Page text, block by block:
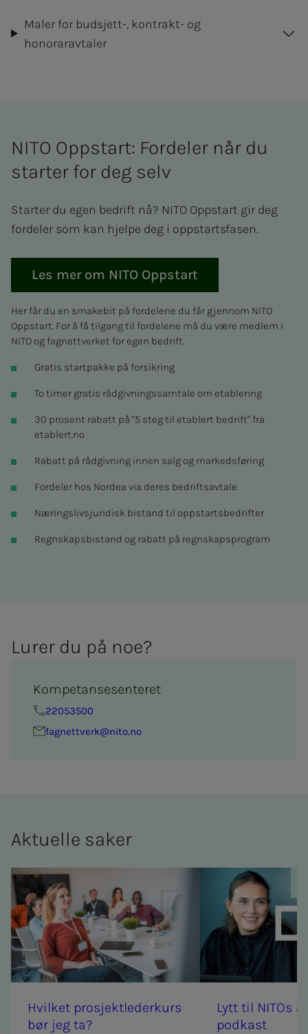
Maler for budsjett-, kontrakt- og
honoraravtaler
NITO Opp­start: Fordeler når du
starter for deg selv
Starter du egen bedrift nå? NITO Oppstart gir deg
fordeler som kan hjelpe deg i oppstartsfasen.
Les mer om NITO Oppstart
Her får du en smakebit på fordelene du får gjennom NITO
Oppstart. For å få tilgang til fordelene må du være medlem i
NITO og fagnettverket for egen bedrift.
Gratis startpakke på forsikring
To timer gratis rådgivningssamtale om etablering
30 prosent rabatt på "5 steg til etablert bedrift" fra
etablert.no
Rabatt på rådgivning innen salg og markedsføring
Fordeler hos Nordea via deres bedriftsavtale
Næringslivsjuridisk bistand til oppstartsbedrifter
Regnskapsbistand og rabatt på regnskapsprogram
Lu­­rer du på noe?
Kompetansesenteret
22053500
fag­­nett­verk@nito.no
Ak­tu­el­­le sa­­ker
Hvil­­ket pro­­sjek­t­­le­­der­­kurs
bør jeg ta?
Lytt til NITOs
podkast